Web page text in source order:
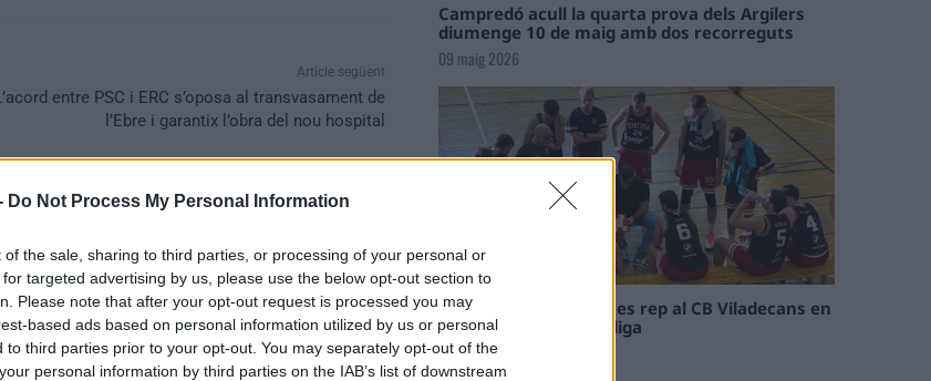
Do Not Process My Personal Information
of the sale, sharing to third parties, or processing of your personal or
targeted advertising by us, please use the below opt-out section to
Please note that after your opt-out request is processed you may
based ads based on personal information utilized by us or personal
to third parties prior to your opt-out. You may separately opt-out of the
personal information by third parties on the IAB’s list of downstream
Article següent
entre PSC i ERC s’oposa al transvasament de
l’Ebre i garantix l’obra del nou hospital
Campredó acull la quarta prova dels Argilers
diumenge 10 de maig amb dos recorreguts
09 maig 2026
El Cantaires amb baixes rep al CB Viladecans en
el tram decisiu de la lliga
09 maig 2026